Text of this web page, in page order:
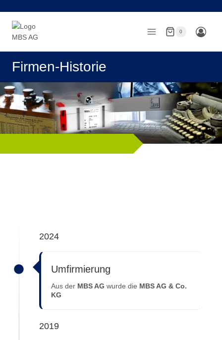
springen
0
Firmen-Historie
2024
Umfirmierung
Aus der MBS AG wurde die MBS AG & Co.
KG
2019